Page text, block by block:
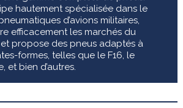
hautement spécialisée dans le
d’avions militaires,
efficacement les marchés du
propose des pneus adaptés à
formes, telles que le F16, le
et bien d’autres.